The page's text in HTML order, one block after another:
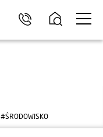
#ŚRODOWISKO